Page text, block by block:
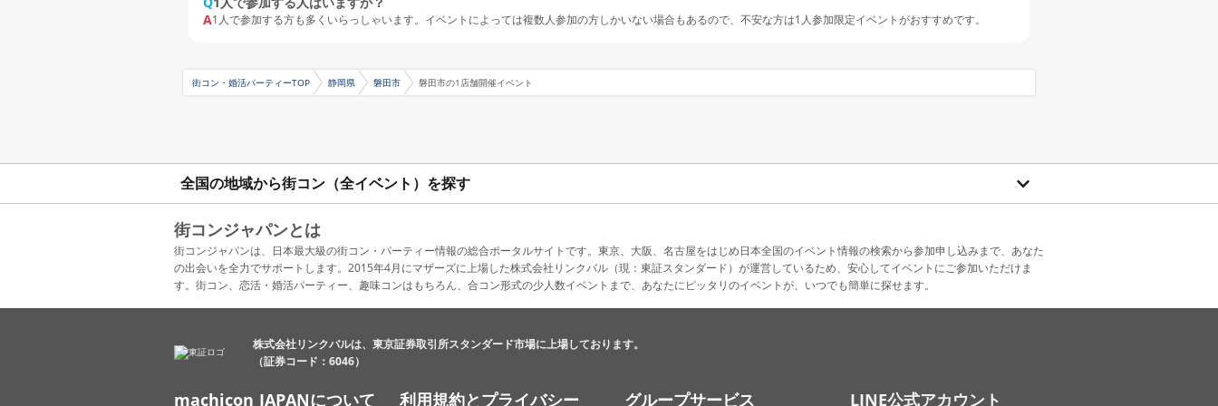
A1人で参加する方も多くいらっしゃいます。イベントによっては複数人参加の方しかいない場合もあるので、不安な方は1人参加限定イベントがおすすめです。
街コン・婚活パーティーTOP 静岡県 磐田市 磐田市の1店舗開催イベント
全国の地域から街コン（全イベント）を探す
街コンジャパンとは
街コンジャパンは、日本最大級の街コン・パーティー情報の総合ポータルサイトです。東京、大阪、名古屋をはじめ日本全国のイベント情報の検索から参加申し込みまで、あなた
の出会いを全力でサポートします。2015年4月にマザーズに上場した株式会社リンクバル（現：東証スタンダード）が運営しているため、安心してイベントにご参加いただけま
す。街コン、恋活・婚活パーティー、趣味コンはもちろん、合コン形式の少人数イベントまで、あなたにピッタリのイベントが、いつでも簡単に探せます。
株式会社リンクバルは、東京証券取引所スタンダード市場に上場しております。
（証券コード：6046）
machicon JAPANについて 利用規約とプライバシー グループサービス LINE公式アカウント